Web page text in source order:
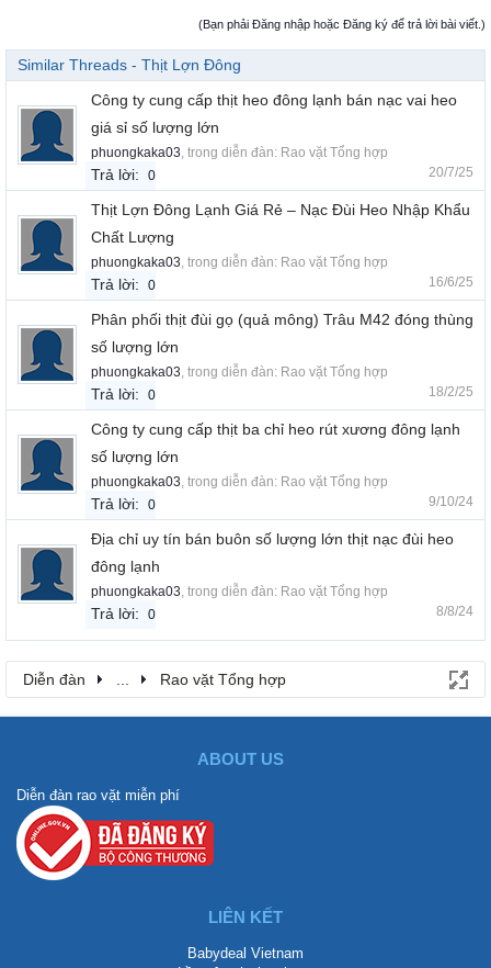
(Bạn phải Đăng nhập hoặc Đăng ký để trả lời bài viết.)
Similar Threads - Thịt Lợn Đông
Công ty cung cấp thịt heo đông lạnh bán nạc vai heo
giá sỉ số lượng lớn
phuongkaka03, trong diễn đàn: Rao vặt Tổng hợp
Trả lời: 0 20/7/25
Thịt Lợn Đông Lạnh Giá Rẻ – Nạc Đùi Heo Nhập Khẩu
Chất Lượng
phuongkaka03, trong diễn đàn: Rao vặt Tổng hợp
Trả lời: 0 16/6/25
Phân phối thịt đùi gọ (quả mông) Trâu M42 đóng thùng
số lượng lớn
phuongkaka03, trong diễn đàn: Rao vặt Tổng hợp
Trả lời: 0 18/2/25
Công ty cung cấp thịt ba chỉ heo rút xương đông lạnh
số lượng lớn
phuongkaka03, trong diễn đàn: Rao vặt Tổng hợp
Trả lời: 0 9/10/24
Địa chỉ uy tín bán buôn số lượng lớn thịt nạc đùi heo
đông lạnh
phuongkaka03, trong diễn đàn: Rao vặt Tổng hợp
Trả lời: 0 8/8/24
Diễn đàn ... Rao vặt Tổng hợp
ABOUT US
Diễn đàn rao vặt miễn phí
LIÊN KẾT
Babydeal Vietnam